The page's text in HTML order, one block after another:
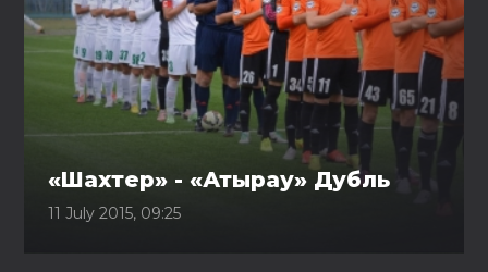
«Шахтер» - «Атырау» Дубль
11 July 2015, 09:25